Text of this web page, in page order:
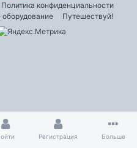
Политика конфиденциальности
Путешествуй!
Регистрация Больше